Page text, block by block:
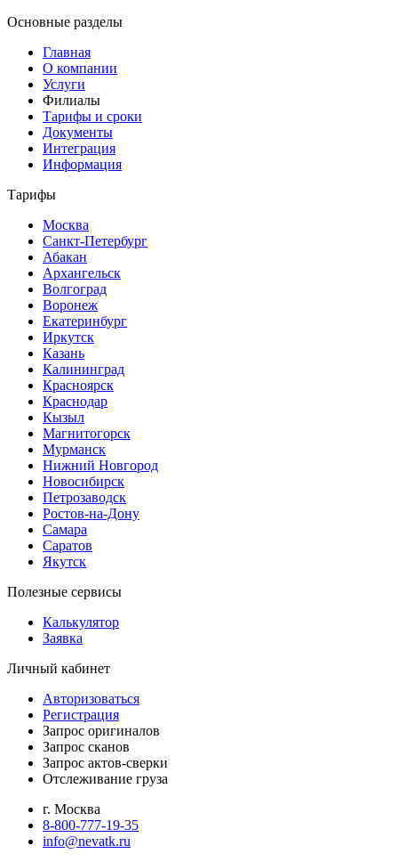
Основные разделы
Главная
О компании
Услуги
Филиалы
Тарифы и сроки
Документы
Интеграция
Информация
Тарифы
Москва
Санкт-Петербург
Абакан
Архангельск
Волгоград
Воронеж
Екатеринбург
Иркутск
Казань
Калининград
Красноярск
Краснодар
Кызыл
Магнитогорск
Мурманск
Нижний Новгород
Новосибирск
Петрозаводск
Ростов-на-Дону
Самара
Саратов
Якутск
Полезные сервисы
Калькулятор
Заявка
Личный кабинет
Авторизоваться
Регистрация
Запрос оригиналов
Запрос сканов
Запрос актов-сверки
Отслеживание груза
г. Москва
8-800-777-19-35
info@nevatk.ru